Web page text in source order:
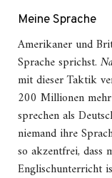
Meine Sprache
Amerikaner und
Sprache sprichst.
mit dieser Taktik
200 Millionen
sprechen als
niemand ihre
so akzentfrei, dass
Englischunterricht